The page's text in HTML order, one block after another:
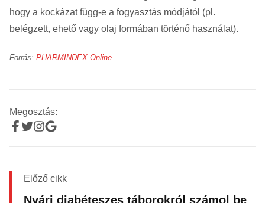
hogy a kockázat függ-e a fogyasztás módjától (pl.
belégzett, ehető vagy olaj formában történő használat).
Forrás: PHARMINDEX Online
Megosztás:
Előző cikk
Nyári diabéteszes táborokról számol be